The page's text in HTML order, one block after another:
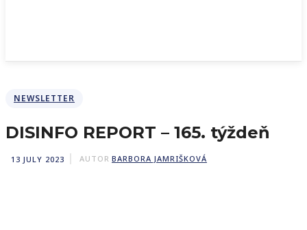
NEWSLETTER
DISINFO REPORT – 165. týždeň
13 JULY 2023 AUTOR BARBORA JAMRIŠKOVÁ